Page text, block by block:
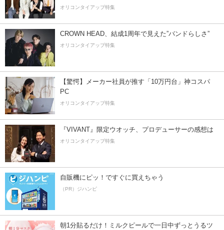
オリコンタイアップ特集
CROWN HEAD、結成1周年で見えた”バンドらしさ”
オリコンタイアップ特集
【驚愕】メーカー社員が推す「10万円台」神コスパ
PC
オリコンタイアップ特集
『VIVANT』限定ウオッチ、プロデューサーの感想は
オリコンタイアップ特集
自販機にピッ！ですぐに買えちゃう
（PR）ジハンピ
朝1分貼るだけ！ミルクピールで一日中ずっとうるツ